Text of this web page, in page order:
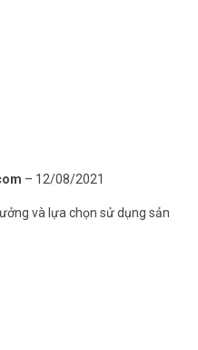
– 12/08/2021
và lựa chọn sử dụng sản